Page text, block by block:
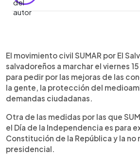
► Escuchar artículo
El movimiento civil SUMAR por El
salvadoreños a marchar el viernes
para pedir por las mejoras de las
la gente, la protección del
demandas ciudadanas.
Otra de las medidas por las que
el Día de la Independencia es para
Constitución de la República y la no
presidencial.